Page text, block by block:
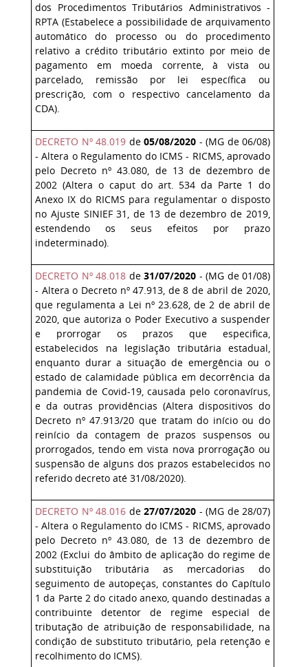
dos Procedimentos Tributários Administrativos -
RPTA (Estabelece a possibilidade de arquivamento
automático do processo ou do procedimento
relativo a crédito tributário extinto por meio de
pagamento em moeda corrente, à vista ou
parcelado, remissão por lei específica ou
prescrição, com o respectivo cancelamento da
CDA).
DECRETO Nº 48.019 de 05/08/2020 - (MG de 06/08)
- Altera o Regulamento do ICMS - RICMS, aprovado
pelo Decreto nº 43.080, de 13 de dezembro de
2002 (Altera o caput do art. 534 da Parte 1 do
Anexo IX do RICMS para regulamentar o disposto
no Ajuste SINIEF 31, de 13 de dezembro de 2019,
estendendo os seus efeitos por prazo
indeterminado).
DECRETO Nº 48.018 de 31/07/2020 - (MG de 01/08)
- Altera o Decreto nº 47.913, de 8 de abril de 2020,
que regulamenta a Lei nº 23.628, de 2 de abril de
2020, que autoriza o Poder Executivo a suspender
e prorrogar os prazos que especifica,
estabelecidos na legislação tributária estadual,
enquanto durar a situação de emergência ou o
estado de calamidade pública em decorrência da
pandemia de Covid-19, causada pelo coronavírus,
e da outras providências (Altera dispositivos do
Decreto nº 47.913/20 que tratam do início ou do
reinício da contagem de prazos suspensos ou
prorrogados, tendo em vista nova prorrogação ou
suspensão de alguns dos prazos estabelecidos no
referido decreto até 31/08/2020).
DECRETO Nº 48.016 de 27/07/2020 - (MG de 28/07)
- Altera o Regulamento do ICMS - RICMS, aprovado
pelo Decreto nº 43.080, de 13 de dezembro de
2002 (Exclui do âmbito de aplicação do regime de
substituição tributária as mercadorias do
seguimento de autopeças, constantes do Capítulo
1 da Parte 2 do citado anexo, quando destinadas a
contribuinte detentor de regime especial de
tributação de atribuição de responsabilidade, na
condição de substituto tributário, pela retenção e
recolhimento do ICMS).